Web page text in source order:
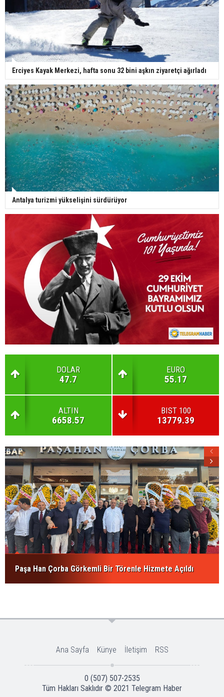
Erciyes Kayak Merkezi, hafta sonu 32 bini aşkın ziyaretçi ağırladı
Antalya turizmi yükselişini sürdürüyor
DOLAR
47.7
EURO
55.17
ALTIN
6658.57
BIST 100
13779.39
Paşa Han Çorba Görkemli Bir Törenle Hizmete Açıldı
Ana Sayfa Künye İletişim RSS
0 (507) 507-2535
Tüm Hakları Saklıdır © 2021 Telegram Haber